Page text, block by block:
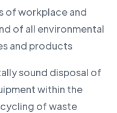
of workplace and
of all environmental
and products
sound disposal of
within the
of waste